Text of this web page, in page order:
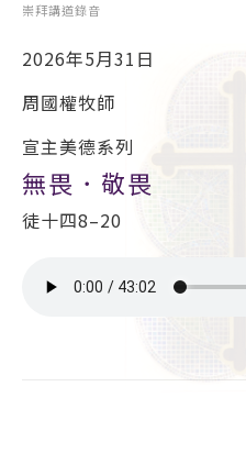
崇拜講道錄音
2026年5月31日
周國權牧師
宣主美德系列
無畏．敬畏
徒十四8–20